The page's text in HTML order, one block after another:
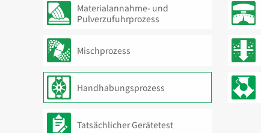
Materialannahme- und
Pulverzufuhrprozess
Mischprozess
Handhabungsprozess
Tatsächlicher Gerätetest